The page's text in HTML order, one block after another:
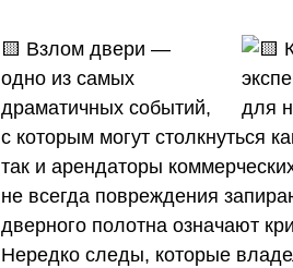
🟨 Взлом двери —
одно из самых
драматичных событий,
с которым могут столкнуться
так и арендаторы
не всегда повреждения
дверного полотна означают
Нередко следы, которые